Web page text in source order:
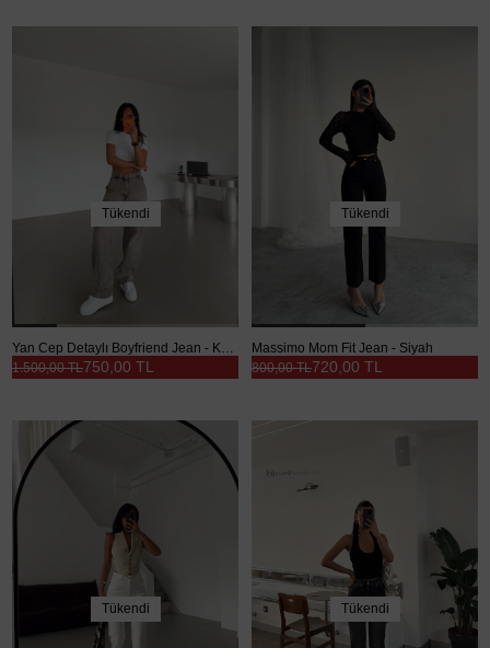
Tükendi
Yan Cep Detaylı Boyfriend Jean - Kahve Yıkama
750,00 TL
1.500,00 TL
Tükendi
Massimo Mom Fit Jean - Siyah
720,00 TL
800,00 TL
Tükendi Tükendi